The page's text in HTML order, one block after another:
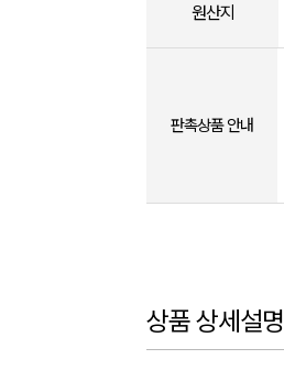
원산지
판촉상품 안내
상품 상세설명